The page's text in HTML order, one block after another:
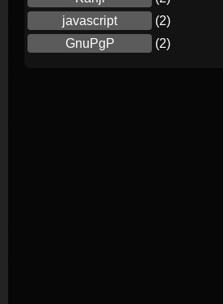
javascript
(2)
GnuPgP
(2)